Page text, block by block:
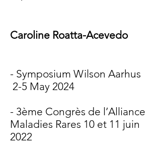
Caroline Roatta-Acevedo
- Symposium Wilson Aarhus
2-5 May 2024
- 3ème Congrès de l’Alliance
Maladies Rares 10 et 11 juin
2022